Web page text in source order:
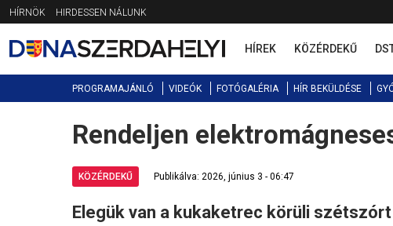
Jump
to
navigation
HÍRNÖK HIRDESSEN NÁLUNK
HÍREK KÖZÉRDEKŰ
PROGRAMAJÁNLÓ VIDEÓK FOTÓGALÉRIA HÍR BEKÜLDÉSE
Back
to
Rendeljen
KÖZÉRDEKŰ Publikálva: 2026, június 3 - 06:47
Elegük van a kukaketrec körüli